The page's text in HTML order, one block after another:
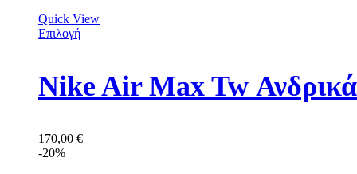
Quick View
Επιλογή
Nike Air Max Tw
170,00 €
-20%